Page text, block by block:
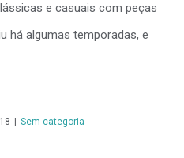
e casuais com peças
há algumas temporadas, e
Sem categoria